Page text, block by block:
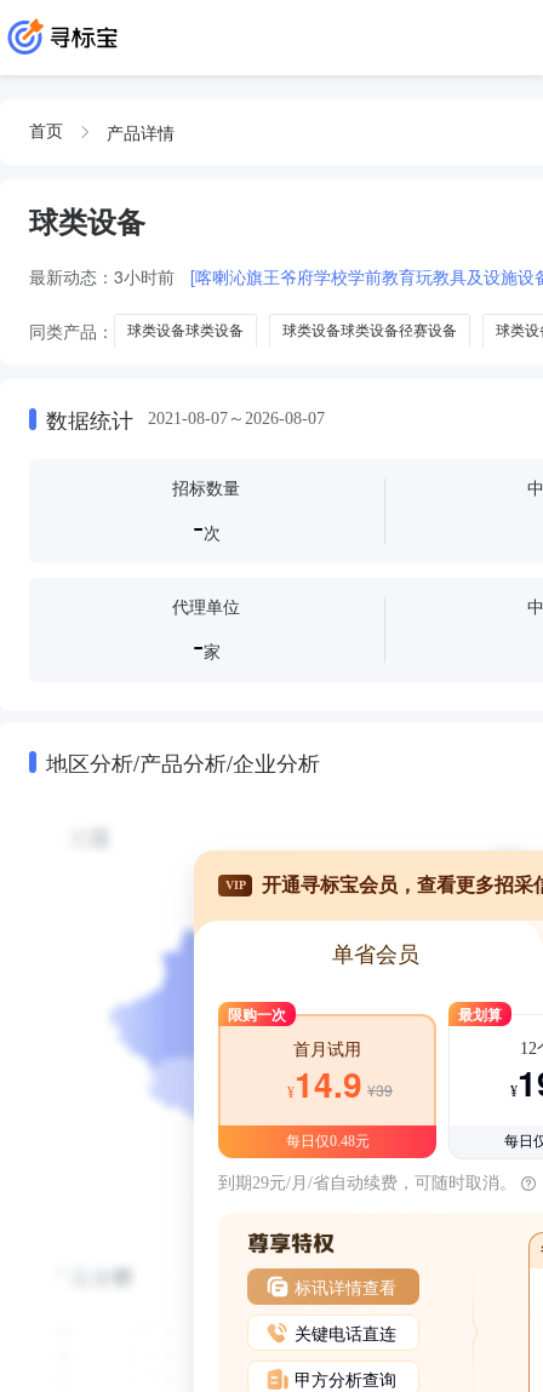
首页 产品详情
球类设备
最新动态： 3小时前 [喀喇沁旗王爷府学校学前教育玩教具及设施设
同类产品： 球类设备球类设备 球类设备球类设备径赛设备 球类设
数据统计 2021-08-07～2026-08-07
招标数量
-次
代理单位
-家
地区分析/产品分析/企业分析
VIP 开通寻标宝会员，查看更多招采
单省会员
限购一次
首月试用
¥14.9 ¥39
每日仅0.48元
最划算
12
¥
每日
到期29元/月/省自动续费，可随时取消。
标讯详情查看
关键电话直连
甲方分析查询